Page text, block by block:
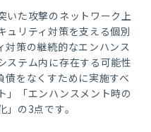
いた攻撃のネットワーク上
ュリティ対策を支える個別
対策の継続的なエンハンス
ステム内に存在する可能性
債をなくすために実施すべ
」「エンハンスメント時の
」の 3点です。